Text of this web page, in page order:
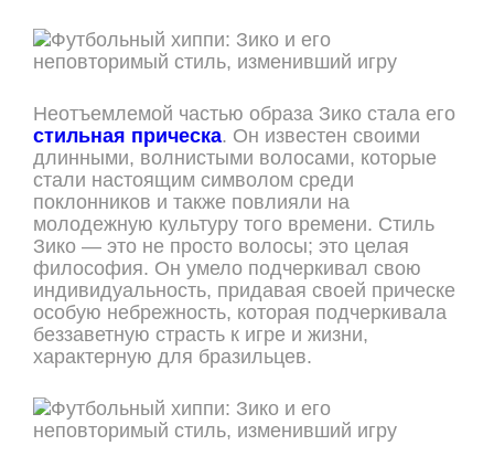
Неотъемлемой частью образа Зико стала его
стильная прическа. Он известен своими
длинными, волнистыми волосами, которые
стали настоящим символом среди
поклонников и также повлияли на
молодежную культуру того времени. Стиль
Зико — это не просто волосы; это целая
философия. Он умело подчеркивал свою
индивидуальность, придавая своей прическе
особую небрежность, которая подчеркивала
беззаветную страсть к игре и жизни,
характерную для бразильцев.